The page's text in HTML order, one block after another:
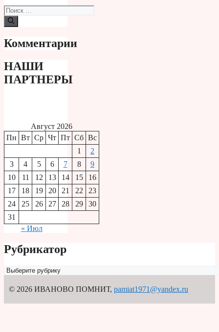
Поиск:
Комментарии
НАШИ
ПАРТНЕРЫ
Август 2026
Пн Вт Ср Чт Пт Сб Вс
1
2
3
4 5 6 7 8
9
10
11 12 13 14 15
16
17
18 19 20 21 22
23
24
25 26 27 28 29
30
31
« Июл
Рубрикатор
Рубрикатор
© 2026 ИВАНОВО ПОМНИТ, pamiat1971@yandex.ru